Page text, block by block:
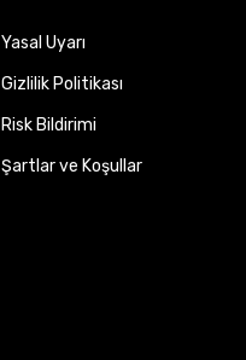
Yasal Uyarı
Gizlilik Politikası
Risk Bildirimi
Şartlar ve Koşullar